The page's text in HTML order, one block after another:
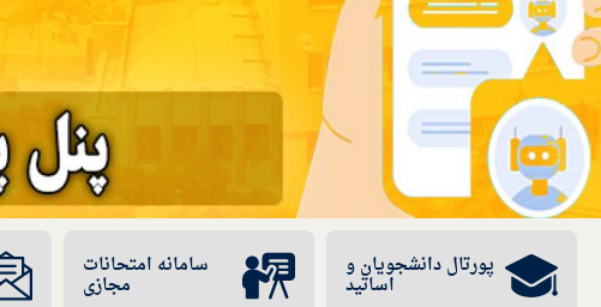
پورتال دانشجویان و
اساتید
سامانه امتحانات
مجازی